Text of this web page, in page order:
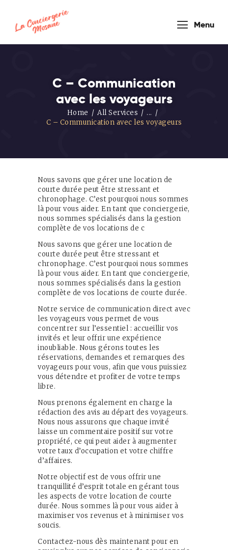
Menu
C – Communication
avec les voyageurs
Home All Services
...
C – Communication avec les voyageurs
conciergerie
mosane
HOUSEKEEPER COMPANY
Prestations
de service
Blog
Contact
Français
Nous savons que gérer une location de
courte durée peut être stressant et
chronophage. C’est pourquoi nous sommes
là pour vous aider. En tant que conciergerie,
nous sommes spécialisés dans la gestion
complète de vos locations de c
Nous savons que gérer une location de
courte durée peut être stressant et
chronophage. C’est pourquoi nous sommes
là pour vous aider. En tant que conciergerie,
nous sommes spécialisés dans la gestion
complète de vos locations de courte durée.
Notre service de communication direct avec
les voyageurs vous permet de vous
concentrer sur l’essentiel : accueillir vos
invités et leur offrir une expérience
inoubliable. Nous gérons toutes les
réservations, demandes et remarques des
voyageurs pour vous, afin que vous puissiez
vous détendre et profiter de votre temps
libre.
Nous prenons également en charge la
rédaction des avis au départ des voyageurs.
Nous nous assurons que chaque invité
laisse un commentaire positif sur votre
propriété, ce qui peut aider à augmenter
votre taux d’occupation et votre chiffre
d’affaires.
Notre objectif est de vous offrir une
tranquillité d’esprit totale en gérant tous
les aspects de votre location de courte
durée. Nous sommes là pour vous aider à
maximiser vos revenus et à minimiser vos
soucis.
Contactez-nous dès maintenant pour en